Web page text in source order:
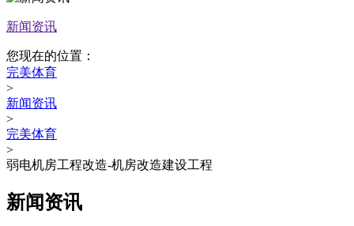
新闻资讯
您现在的位置：
完美体育
>
新闻资讯
>
完美体育
>
弱电机房工程改造-机房改造建设工程
新闻资讯